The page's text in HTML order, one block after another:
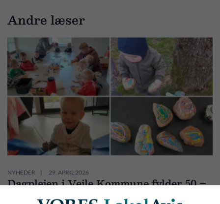
Andre læser
NYHEDER 29. APRIL 2026
Dagplejen i Vejle Kommune fylder 50 –
og det fejres den 13. maj i Give